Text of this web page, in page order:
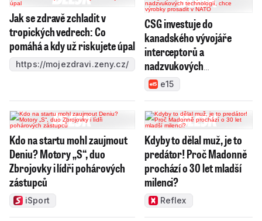
Jak se zdravě zchladit v
tropických vedrech: Co
pomáhá a kdy už riskujete úpal
https://mojezdravi.zeny.cz/
CSG investuje do
kanadského vývojáře
interceptorů a
nadzvukových
technologií, chce výrobky
prosadit v NATO
e15
Kdo na startu mohl zaujmout
Deniu? Motory „S“, duo
Zbrojovky i lídři pohárových
zástupců
iSport
Kdyby to dělal muž, je to
predátor! Proč Madonně
prochází o 30 let mladší
milenci?
Reflex